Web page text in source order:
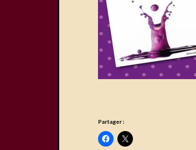
Partager :